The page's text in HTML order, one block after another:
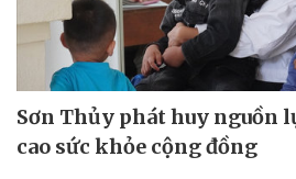
Sơn Thủy phát huy nguồn
cao sức khỏe cộng đồng